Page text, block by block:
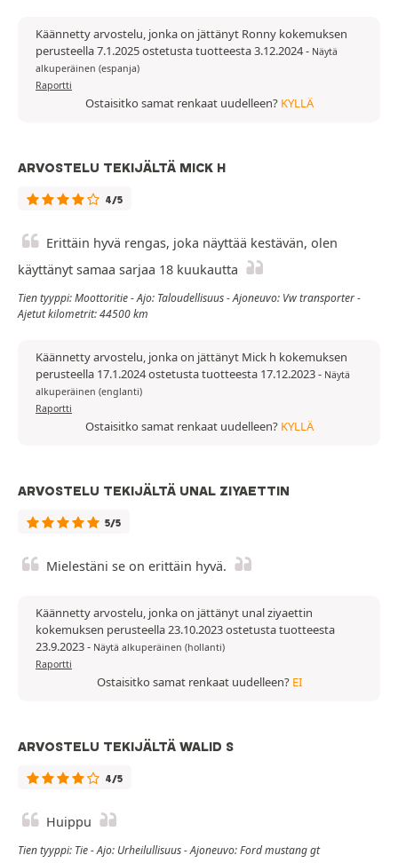
Käännetty arvostelu, jonka on jättänyt Ronny kokemuksen
perusteella 7.1.2025 ostetusta tuotteesta 3.12.2024- Näytä
alkuperäinen (espanja)
Raportti
Ostaisitko samat renkaat uudelleen? KYLLÄ
ARVOSTELU TEKIJÄLTÄ MICK H
4/5
Erittäin hyvä rengas, joka näyttää kestävän, olen
käyttänyt samaa sarjaa 18 kuukautta
Tien tyyppi: Moottoritie - Ajo: Taloudellisuus - Ajoneuvo: Vw transporter -
Ajetut kilometrit: 44500 km
Käännetty arvostelu, jonka on jättänyt Mick h kokemuksen
perusteella 17.1.2024 ostetusta tuotteesta 17.12.2023- Näytä
alkuperäinen (englanti)
Raportti
Ostaisitko samat renkaat uudelleen? KYLLÄ
ARVOSTELU TEKIJÄLTÄ UNAL ZIYAETTIN
5/5
Mielestäni se on erittäin hyvä.
Käännetty arvostelu, jonka on jättänyt unal ziyaettin
kokemuksen perusteella 23.10.2023 ostetusta tuotteesta
23.9.2023- Näytä alkuperäinen (hollanti)
Raportti
Ostaisitko samat renkaat uudelleen? EI
ARVOSTELU TEKIJÄLTÄ WALID S
4/5
Huippu
Tien tyyppi: Tie - Ajo: Urheilullisuus - Ajoneuvo: Ford mustang gt